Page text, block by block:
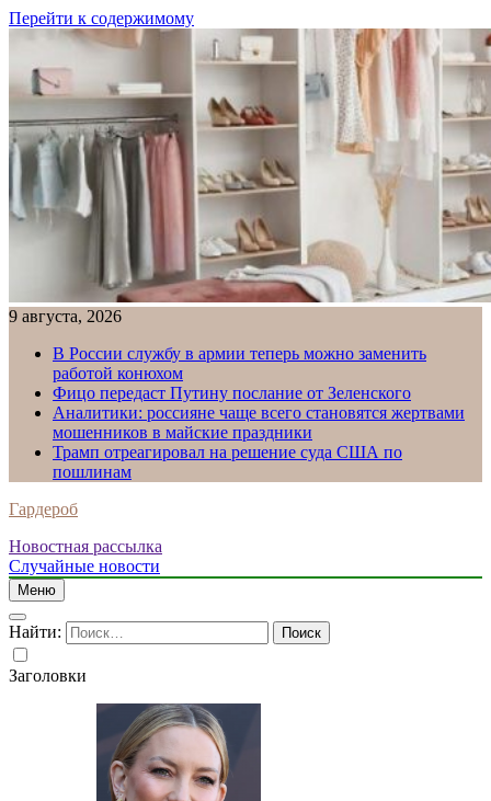
Перейти к содержимому
9 августа, 2026
В России службу в армии теперь можно заменить
работой конюхом
Фицо передаст Путину послание от Зеленского
Аналитики: россияне чаще всего становятся жертвами
мошенников в майские праздники
Трамп отреагировал на решение суда США по
пошлинам
Гардероб
Новостная рассылка
Случайные новости
Меню
Найти:
Заголовки